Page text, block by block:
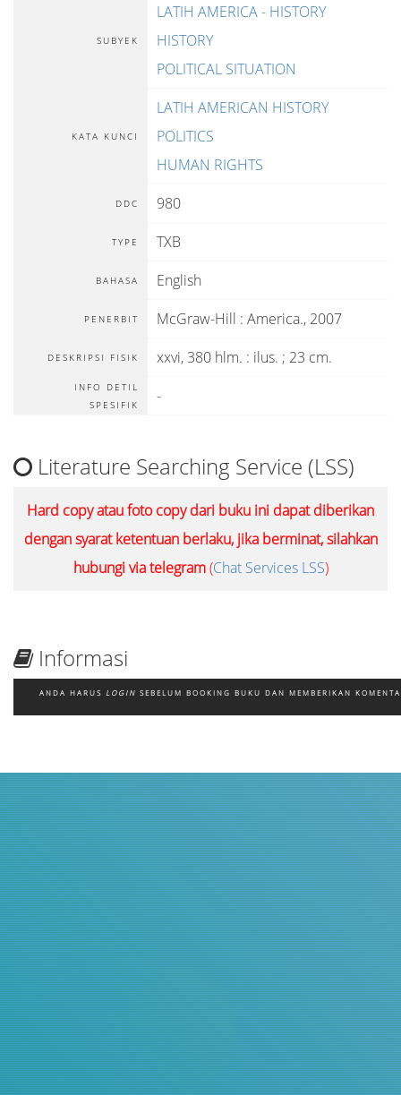
SUBYEK
LATIH AMERICA - HISTORY
HISTORY
POLITICAL SITUATION
KATA KUNCI
LATIH AMERICAN HISTORY
POLITICS
HUMAN RIGHTS
DDC 980
TYPE TXB
BAHASA English
PENERBIT McGraw-Hill : America., 2007
DESKRIPSI FISIK xxvi, 380 hlm. : ilus. ; 23 cm.
INFO DETIL
SPESIFIK
-
Literature Searching Service (LSS)
Hard copy atau foto copy dari buku ini dapat diberikan
dengan syarat ketentuan berlaku, jika berminat, silahkan
hubungi via telegram(Chat Services LSS)
Informasi
ANDA HARUS LOGIN SEBELUM BOOKING BUKU DAN MEMBERIKAN
Judul
Pengarang
Subyek
ISBN/ISSN
Tipe Koleksi